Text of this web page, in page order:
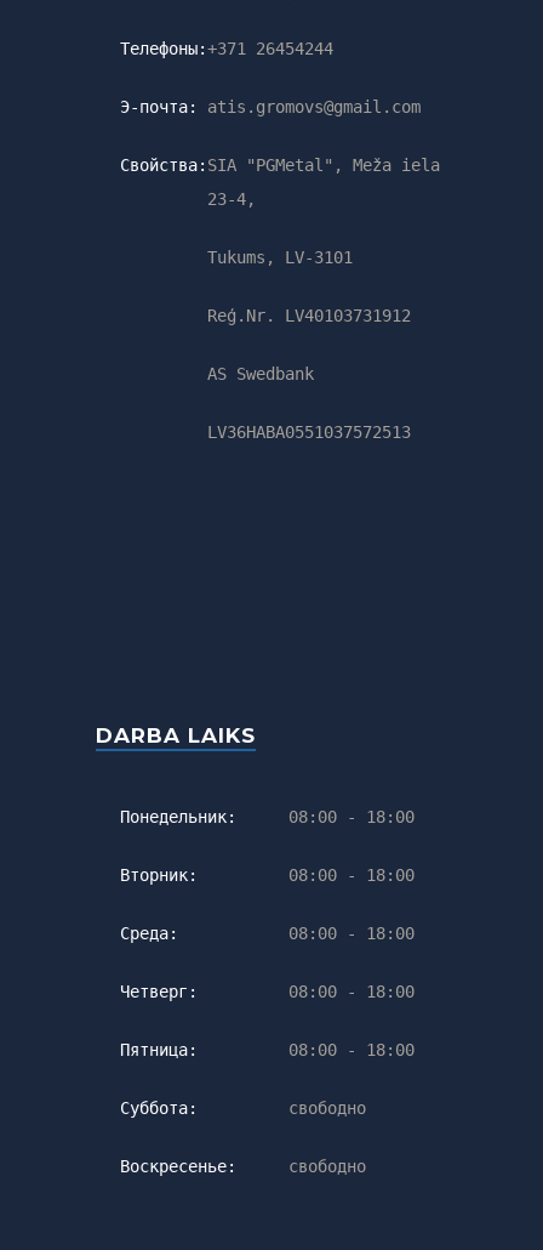
Телефоны:+371 26454244
Э-почта: atis.gromovs@gmail.com
Свойства: SIA "PGMetal", Meža iela
23-4,
Tukums, LV-3101
Reģ.Nr. LV40103731912
AS Swedbank
LV36HABA0551037572513
DARBA LAIKS
Понедельник: 08:00 - 18:00
Вторник: 08:00 - 18:00
Среда: 08:00 - 18:00
Четверг: 08:00 - 18:00
Пятница: 08:00 - 18:00
Суббота: свободно
Воскресенье: свободно